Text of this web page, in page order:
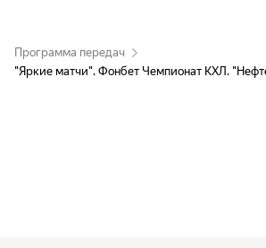
Программа передач
"Яркие матчи". Фонбет Чемпионат КХЛ.